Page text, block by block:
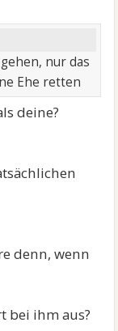
nur das
Ehe retten
deine?
denn, wenn
bei ihm aus?